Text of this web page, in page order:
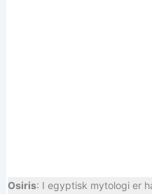
Osiris: I egyptisk mytologi er